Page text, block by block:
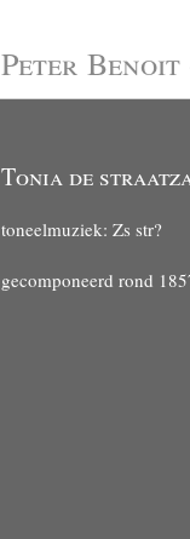
Peter
Tonia de
toneelmuziek: Zs str?
gecomponeerd rond